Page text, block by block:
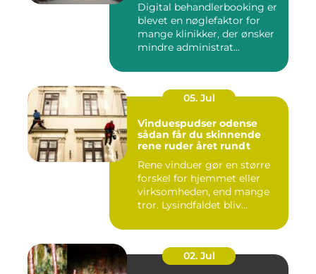
Digital behandlerbooking er
blevet en nøglefaktor for
mange klinikker, der ønsker
mindre administrat...
05. Jul
Vinduespudser odense
sådan får du skinnende
rene ruder året rundt
Rene vinduer gør en større
forskel for hjemmet eller
virksomheden, end mange
tror. Lysindfaldet bliv...
02. Jul